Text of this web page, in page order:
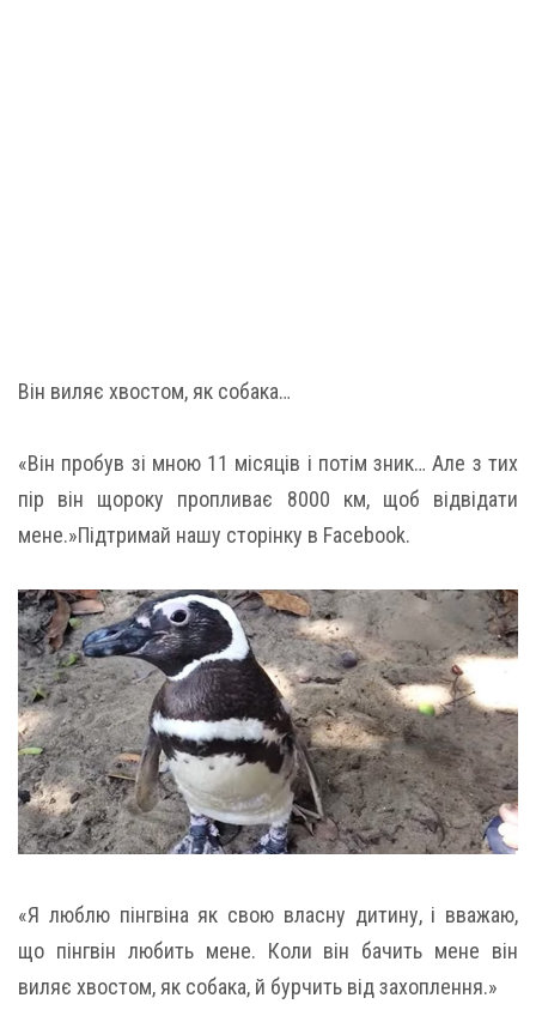
Він виляє хвостом, як собака…
«Він пробув зі мною 11 місяців і потім зник… Але з тих
пір він щороку пропливає 8000 км, щоб відвідати
мене.»Підтримай нашу сторінку в Facebook.
«Я люблю пінгвіна як свою власну дитину, і вважаю,
що пінгвін любить мене. Коли він бачить мене він
виляє хвостом, як собака, й бурчить від захоплення.»